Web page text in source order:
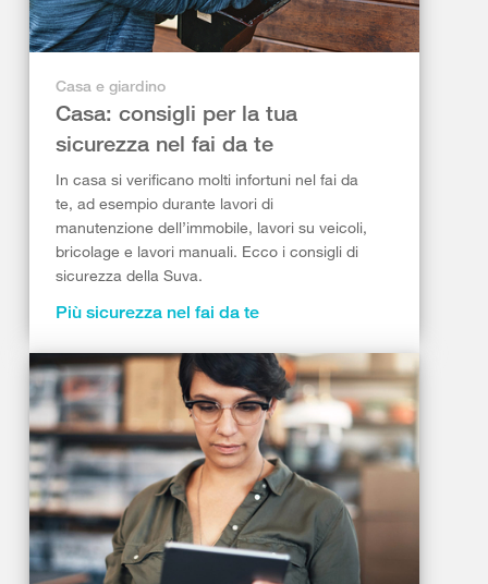
Casa e giardino
Casa: consigli per la tua
sicurezza nel fai da te
In casa si verificano molti infortuni nel fai da
te, ad esempio durante lavori di
manutenzione dell’immobile, lavori su veicoli,
bricolage e lavori manuali. Ecco i consigli di
sicurezza della Suva.
Più sicurezza nel fai da te